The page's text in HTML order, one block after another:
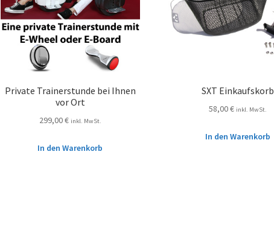
Private Trainerstunde bei Ihnen
vor Ort
299,00€ inkl. MwSt.
In den Warenkorb
SXT Einkaufskorb
58,00€ inkl. MwSt.
In den Warenkorb